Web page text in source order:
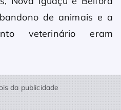
de animais e a
veterinário eram
da publicidade